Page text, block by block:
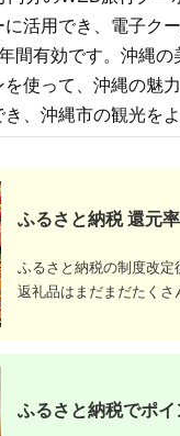
活用でき、電子ク
間有効です。沖縄
使って、沖縄の魅
、沖縄市の観光を
ふるさと納税 還元
ふるさと納税の制度改定
返礼品はまだまだたくさ
ふるさと納税でポイ